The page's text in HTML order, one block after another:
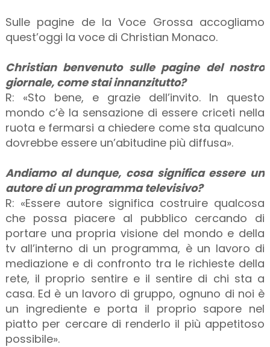
Sulle pagine de la Voce Grossa accogliamo
quest’oggi la voce di Christian Monaco.
Christian benvenuto sulle pagine del nostro
giornale, come stai innanzitutto?
R: «Sto bene, e grazie dell’invito. In questo
mondo c’è la sensazione di essere criceti nella
ruota e fermarsi a chiedere come sta qualcuno
dovrebbe essere un’abitudine più diffusa».
Andiamo al dunque, cosa significa essere un
autore di un programma televisivo?
R: «Essere autore significa costruire qualcosa
che possa piacere al pubblico cercando di
portare una propria visione del mondo e della
tv all’interno di un programma, è un lavoro di
mediazione e di confronto tra le richieste della
rete, il proprio sentire e il sentire di chi sta a
casa. Ed è un lavoro di gruppo, ognuno di noi è
un ingrediente e porta il proprio sapore nel
piatto per cercare di renderlo il più appetitoso
possibile».